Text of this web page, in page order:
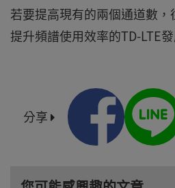
若要提高現有的兩個通道數，
提升頻譜使用效率的TD-LTE
分享